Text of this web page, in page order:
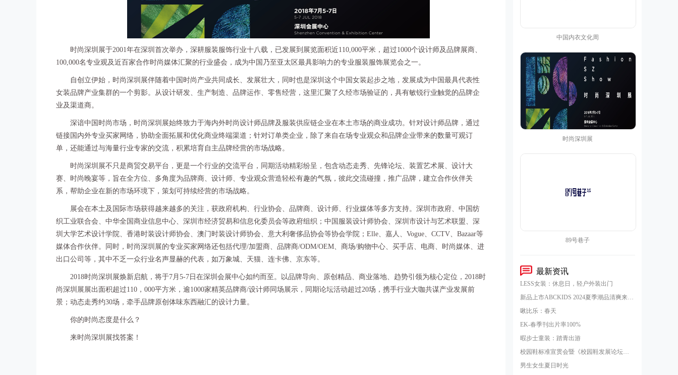
时尚深圳展于2001年在深圳首次举办，深耕服装服饰行业十八载，已发展到展览面积近110,000平米，超过1000个设计师及品牌展商、
100,000名专业观及近百家合作时尚媒体汇聚的行业盛会，成为中国乃至亚太区最具影响力的专业服装服饰展览会之一。
自创立伊始，时尚深圳展伴随着中国时尚产业共同成长、发展壮大，同时也是深圳这个中国女装起步之地，发展成为中国最具代表性
女装品牌产业集群的一个剪影。从设计研发、生产制造、品牌运作、零售经营，这里汇聚了久经市场验证的，具有敏锐行业触觉的品牌企
业及渠道商。
深谙中国时尚市场，时尚深圳展始终致力于海内外时尚设计师品牌及服装供应链企业在本土市场的商业成功。针对设计师品牌，通过
链接国内外专业买家网络，协助全面拓展和优化商业终端渠道；针对订单类企业，除了来自在场专业观众和品牌企业带来的数量可观订
单，还能通过与海量行业专家的交流，积累培育自主品牌经营的市场战略。
时尚深圳展不只是商贸交易平台，更是一个行业的交流平台，同期活动精彩纷呈，包含动态走秀、先锋论坛、装置艺术展、设计大
赛、时尚晚宴等，旨在全方位、多角度为品牌商、设计师、专业观众营造轻松有趣的气氛，彼此交流碰撞，推广品牌，建立合作伙伴关
系，帮助企业在新的市场环境下，策划可持续经营的市场战略。
展会在本土及国际市场获得越来越多的关注，获政府机构、行业协会、品牌商、设计师、行业媒体等多方支持。深圳市政府、中国纺
织工业联合会、中华全国商业信息中心、深圳市经济贸易和信息化委员会等政府组织；中国服装设计师协会、深圳市设计与艺术联盟、深
圳大学艺术设计学院、香港时装设计师协会、澳门时装设计师协会、意大利奢侈品协会等协会学院；Elle、嘉人、Vogue、CCTV、Bazaar等
媒体合作伙伴。同时，时尚深圳展的专业买家网络还包括代理/加盟商、品牌商/ODM/OEM、商场/购物中心、买手店、电商、时尚媒体、进
出口公司等，其中不乏一众行业名声显赫的代表，如万象城、天猫、连卡佛、京东等。
2018时尚深圳展焕新启航，将于7月5-7日在深圳会展中心如约而至。以品牌导向、原创精品、商业落地、趋势引领为核心定位，2018时
尚深圳展展出面积超过110，000平方米，逾1000家精英品牌商/设计师同场展示，同期论坛活动超过20场，携手行业大咖共谋产业发展前
景；动态走秀约30场，牵手品牌原创体味东西融汇的设计力量。
你的时尚态度是什么？
来时尚深圳展找答案！
中国内衣文化周
时尚深圳展
89号巷子
最新资讯
LESS女装：休息日，轻户外装出门
新品上市ABCKIDS 2024夏季潮品清爽来袭！
啾比乐：春天
EK-春季刊出片率100%
暇步士童装：踏青出游
校园鞋标准宣贯会暨《校园鞋发展论坛》，23日在山东泰安肥城市隆重举行，意味着校园鞋普及推广的破冰之旅，正式开启！
男生女生夏日时光